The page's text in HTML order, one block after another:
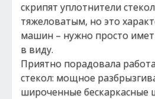
скрипят уплотнители
тяжеловатым, но это
машин – нужно просто
в виду.
Приятно порадовала
стекол: мощное
широченные бескаркасные